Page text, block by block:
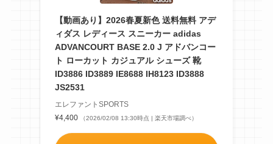
【動画あり】2026春夏新色 送料無料 アデ
ィダス レディース スニーカー adidas
ADVANCOURT BASE 2.0 J アドバンコー
ト ローカット カジュアル シューズ 靴
ID3886 ID3889 IE8688 IH8123 ID3888
JS2531
エレファントSPORTS
¥4,400
（2026/02/08 13:30時点 | 楽天市場調べ）